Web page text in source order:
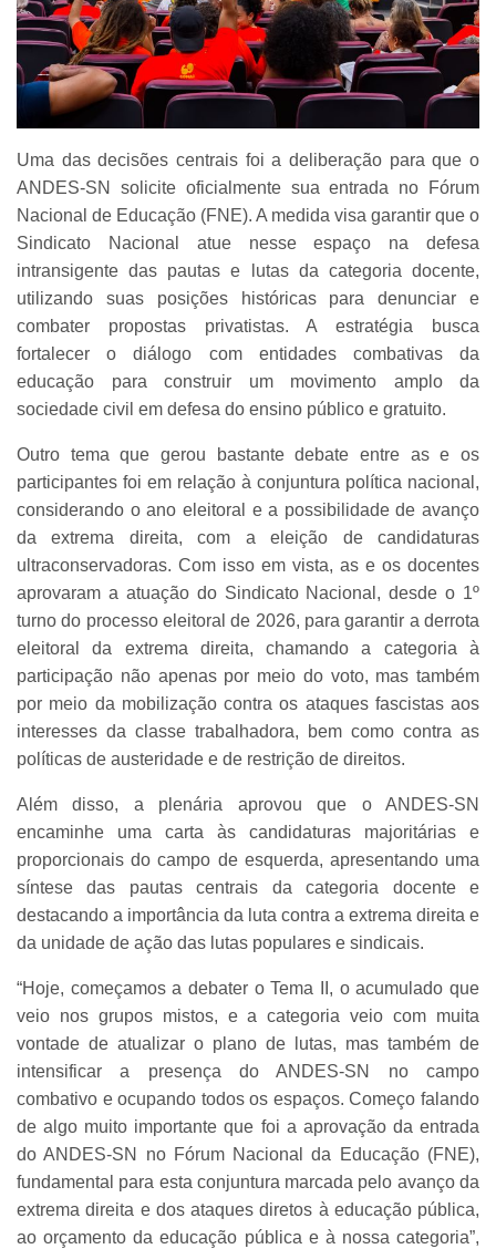
Uma das decisões centrais foi a deliberação para que o
ANDES-SN solicite oficialmente sua entrada no Fórum
Nacional de Educação (FNE). A medida visa garantir que o
Sindicato Nacional atue nesse espaço na defesa
intransigente das pautas e lutas da categoria docente,
utilizando suas posições históricas para denunciar e
combater propostas privatistas. A estratégia busca
fortalecer o diálogo com entidades combativas da
educação para construir um movimento amplo da
sociedade civil em defesa do ensino público e gratuito.
Outro tema que gerou bastante debate entre as e os
participantes foi em relação à conjuntura política nacional,
considerando o ano eleitoral e a possibilidade de avanço
da extrema direita, com a eleição de candidaturas
ultraconservadoras. Com isso em vista, as e os docentes
aprovaram a atuação do Sindicato Nacional, desde o 1º
turno do processo eleitoral de 2026, para garantir a derrota
eleitoral da extrema direita, chamando a categoria à
participação não apenas por meio do voto, mas também
por meio da mobilização contra os ataques fascistas aos
interesses da classe trabalhadora, bem como contra as
políticas de austeridade e de restrição de direitos.
Além disso, a plenária aprovou que o ANDES-SN
encaminhe uma carta às candidaturas majoritárias e
proporcionais do campo de esquerda, apresentando uma
síntese das pautas centrais da categoria docente e
destacando a importância da luta contra a extrema direita e
da unidade de ação das lutas populares e sindicais.
“Hoje, começamos a debater o Tema II, o acumulado que
veio nos grupos mistos, e a categoria veio com muita
vontade de atualizar o plano de lutas, mas também de
intensificar a presença do ANDES-SN no campo
combativo e ocupando todos os espaços. Começo falando
de algo muito importante que foi a aprovação da entrada
do ANDES-SN no Fórum Nacional da Educação (FNE),
fundamental para esta conjuntura marcada pelo avanço da
extrema direita e dos ataques diretos à educação pública,
ao orçamento da educação pública e à nossa categoria”,